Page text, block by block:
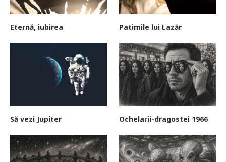
Eternă, iubirea Patimile lui Lazăr
Să vezi Jupiter Ochelarii-dragostei 1966